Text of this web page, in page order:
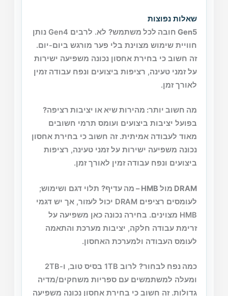
שאלות נפוצות
Gen5 חובה לכל משתמש?
לא. לרבים Gen4 נותן
חוויית שימוש מצוינת בלי פער מורגש ביום-יום.
זה חשוב כי בחירת אחסון נכונה משפיעה ישירות
על זמני טעינה, רציפות ביצועים ונפח עבודה זמין
לאורך זמן.
מה חשוב יותר: מהירות שיא או יציבות רציפה?
בפועל יציבות ביצועים ועומס תרמי חשובים
מאוד לעבודה אמיתית. זה חשוב כי בחירת אחסון
נכונה משפיעה ישירות על זמני טעינה, רציפות
ביצועים ונפח עבודה זמין לאורך זמן.
DRAM מול HMB – מה עדיף?
תלוי דגם ושימוש;
לעומסים רציפים DRAM יכול לעזור, אך יש דגמי
HMB מצוינים. בחירה נכונה כאן משפיעה על
זרימת עבודה חלקה, יציבות מערכת והתאמה
לעומס העבודה ולמערכת האחסון.
כמה נפח לבחור?
לרוב 1TB בסיס טוב, ו-2TB
ומעלה למשתמשים עם ספריות משחקים/מדיה
גדולות. זה חשוב כי בחירת אחסון נכונה משפיעה